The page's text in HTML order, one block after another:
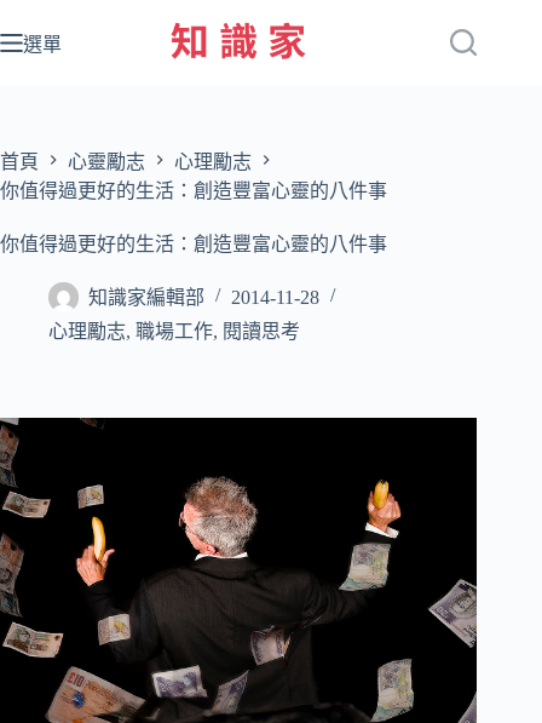
至
容
選單
首頁 心靈勵志
心理勵志
你值得過更好的生活：創造豐富心靈的八件事
你值得過更好的生活：創造豐富心靈的八件事
知識家編輯部
2014-11-28
心理勵志, 職場工作, 閱讀思考